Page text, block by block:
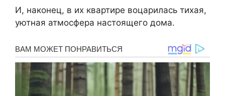
И, наконец, в их квартире воцарилась тихая,
уютная атмосфера настоящего дома.